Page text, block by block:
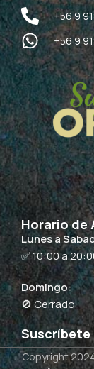
+56 9
+56 9
Horario de
Lunes a
✅ 10:00 a
Domingo:
🚫 Cerrado
Suscríbete
Copyright